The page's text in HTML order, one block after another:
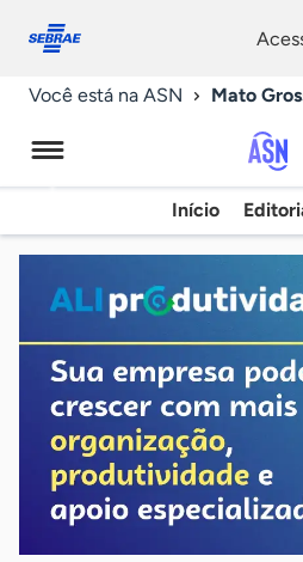
conosco
Você está na ASN Mato
de
Início